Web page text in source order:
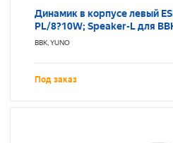
Динамик в корпусе левый
PL/8?10W; Speaker-L для
BBK, YUNO
Под заказ